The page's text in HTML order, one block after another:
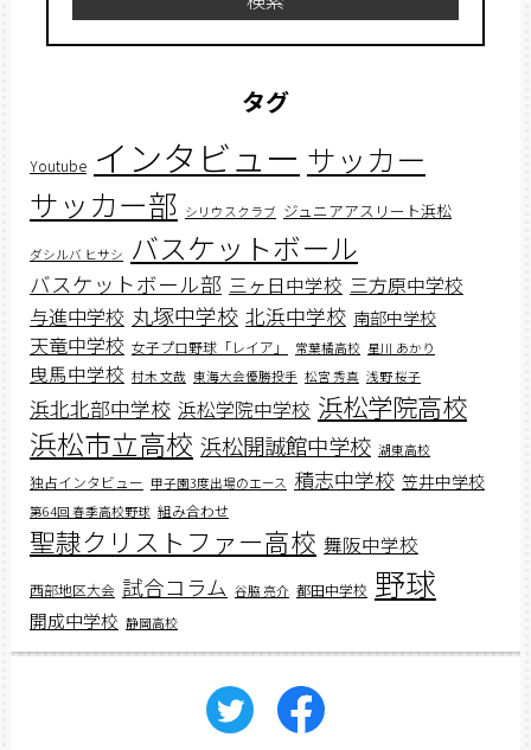
タグ
Youtube インタビュー サッカー
サッカー部 シリウスクラブ ジュニアアスリート浜松
ダシルバ ヒサシ バスケットボール
バスケットボール部 三ヶ日中学校 三方原中学校
与進中学校 丸塚中学校 北浜中学校 南部中学校
天竜中学校 女子プロ野球「レイア」 常葉橘高校 星川 あかり
曳馬中学校 村木 文哉 東海大会優勝投手 松宮 秀真 浅野 桜子
浜北北部中学校 浜松学院中学校 浜松学院高校
浜松市立高校 浜松開誠館中学校 湖東高校
独占インタビュー 甲子園3度出場のエース 積志中学校 笠井中学校
第64回 春季高校野球 組み合わせ
聖隷クリストファー高校 舞阪中学校
西部地区大会 試合コラム 谷脇 亮介 都田中学校 野球
開成中学校 静岡高校